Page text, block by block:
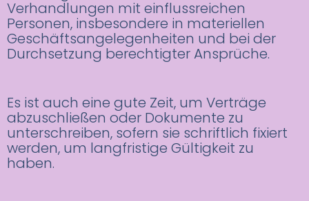
Verhandlungen mit einflussreichen
Personen, insbesondere in materiellen
Geschäftsangelegenheiten und bei der
Durchsetzung berechtigter Ansprüche.
Es ist auch eine gute Zeit, um Verträge
abzuschließen oder Dokumente zu
unterschreiben, sofern sie schriftlich fixiert
werden, um langfristige Gültigkeit zu
haben.